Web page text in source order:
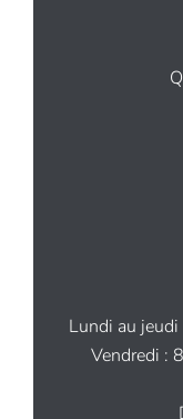
Lundi au
Vendredi :